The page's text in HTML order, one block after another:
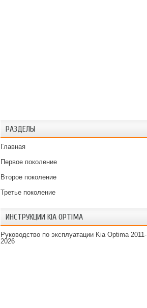
РАЗДЕЛЫ
Главная
Первое поколение
Второе поколение
Третье поколение
ИНСТРУКЦИИ KIA OPTIMA
Руководство по эксплуатации Kia Optima 2011-
2026